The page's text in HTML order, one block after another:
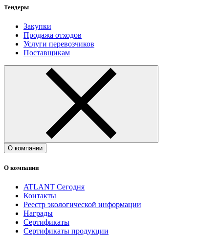
Тендеры
Закупки
Продажа отходов
Услуги перевозчиков
Поставщикам
О компании
О компании
ATLANT Сегодня
Контакты
Реестр экологической информации
Награды
Сертификаты
Сертификаты продукции